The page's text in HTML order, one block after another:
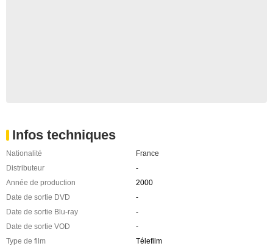
Infos techniques
Nationalité
France
Distributeur
-
Année de production
2000
Date de sortie DVD
-
Date de sortie Blu-ray
-
Date de sortie VOD
-
Type de film
Télefilm